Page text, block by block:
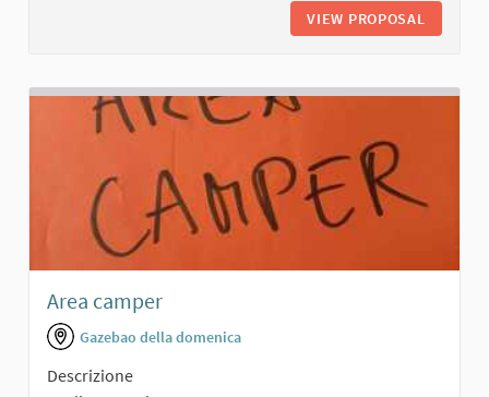
VIEW PROPOSAL
Area camper
Gazebao della domenica
Descrizione